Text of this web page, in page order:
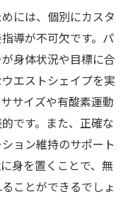
ルジムを見つける
ソナルジム活用術
ウエストを目指す
ポートで理想体型
くボディメイクを
には、個別にカスタ
導が不可欠です。パ
身体状況や目標に合
エストシェイプを実
サイズや有酸素運動
です。また、正確な
ョン維持のサポート
身を置くことで、無
ことができるでしょ